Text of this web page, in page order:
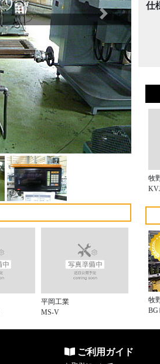
Next
平岡工業
MS-V
仕
牧
牧
ご利用ガイド